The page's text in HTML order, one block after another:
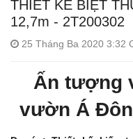
THIẾT KẾ BIỆT
12,7m - 2T200302
25 Tháng Ba 2020 3:32
Ấn tượng
vườn Á